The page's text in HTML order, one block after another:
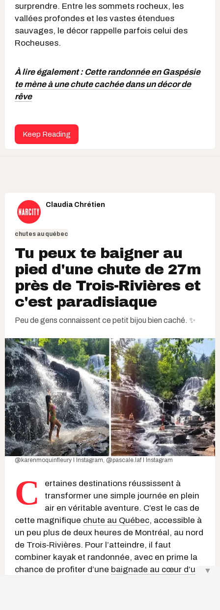
surprendre. Entre les sommets rocheux, les
vallées profondes et les vastes étendues
sauvages, le décor rappelle parfois celui des
Rocheuses.
À lire également : Cette randonnée en Gaspésie
te mène à une chute cachée dans un décor de
rêve
Keep Reading
Claudia Chrétien
chutes au québec
Tu peux te baigner au
pied d'une chute de 27m
près de Trois-Rivières et
c'est paradisiaque
Peu de gens connaissent ce petit bijou bien caché. ✨
@karenmoquinfleury I Instagram, @pascale.laf I Instagram
C
ertaines destinations réussissent à
transformer une simple journée en plein
air en véritable aventure. C’est le cas de
cette magnifique chute au Québec, accessible à
un peu plus de deux heures de Montréal, au nord
de Trois-Rivières. Pour l’atteindre, il faut
combiner kayak et randonnée, avec en prime la
chance de profiter d’une baignade au cœur d’un
▼